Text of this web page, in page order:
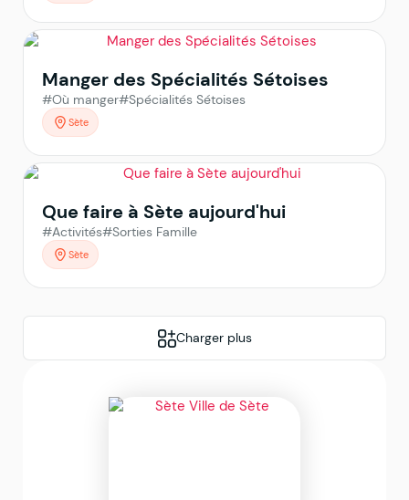
Manger des Spécialités Sétoises
#Où manger#Spécialités Sétoises
Sète
Que faire à Sète aujourd'hui
#Activités#Sorties Famille
Sète
Charger plus